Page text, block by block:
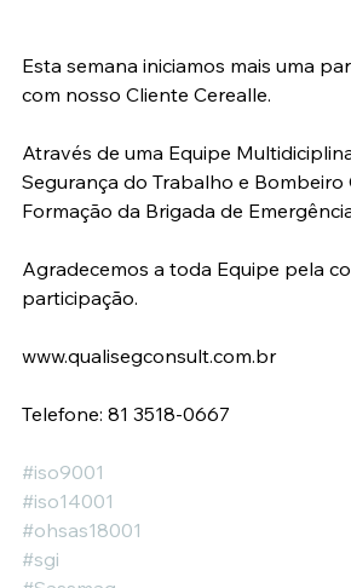
Esta semana iniciamos mais uma
com nosso Cliente Cerealle.
Através de uma Equipe
Segurança do Trabalho e Bombeiro
Formação da Brigada de
Agradecemos a toda Equipe pela
participação.
www.qualisegconsult.com.br
Telefone: 81 3518-0667
#iso9001
#iso14001
#ohsas18001
#sgi